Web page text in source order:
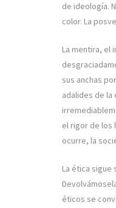
de ideología.
color. La
La mentira, el
sus anchas
adalides de la
el rigor de los
ocurre, la
La ética sigue
éticos se